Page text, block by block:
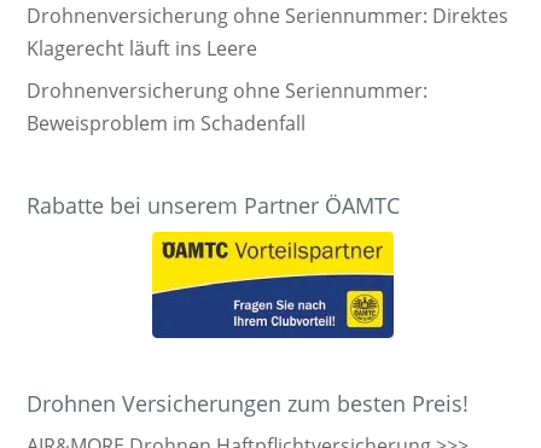
Drohnenversicherung ohne Seriennummer: Direktes
Klagerecht läuft ins Leere
Drohnenversicherung ohne Seriennummer:
Beweisproblem im Schadenfall
Rabatte bei unserem Partner ÖAMTC
Drohnen Versicherungen zum besten Preis!